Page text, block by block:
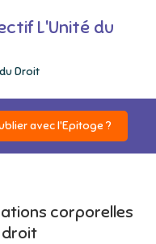
L'Unité du
Droit
avec l'Epitoge ?
corporelles
droit